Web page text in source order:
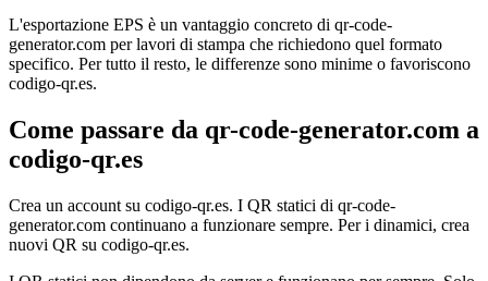
L'esportazione EPS è un vantaggio concreto di qr-code-
generator.com per lavori di stampa che richiedono quel formato
specifico. Per tutto il resto, le differenze sono minime o favoriscono
codigo-qr.es.
Come passare da qr-code-generator.com a
codigo-qr.es
Crea un account su codigo-qr.es. I QR statici di qr-code-
generator.com continuano a funzionare sempre. Per i dinamici, crea
nuovi QR su codigo-qr.es.